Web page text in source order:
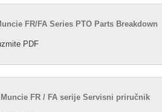
FR/FA Series PTO Parts Breakdown
PDF
Muncie FR / FA serije Servisni priručnik